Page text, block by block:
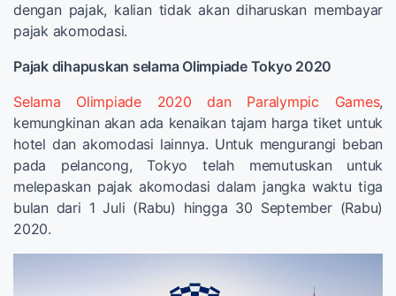
dengan pajak, kalian tidak akan diharuskan membayar
pajak akomodasi.
Pajak dihapuskan selama Olimpiade Tokyo 2020
Selama Olimpiade 2020 dan Paralympic Games,
kemungkinan akan ada kenaikan tajam harga tiket untuk
hotel dan akomodasi lainnya. Untuk mengurangi beban
pada pelancong, Tokyo telah memutuskan untuk
melepaskan pajak akomodasi dalam jangka waktu tiga
bulan dari 1 Juli (Rabu) hingga 30 September (Rabu)
2020.